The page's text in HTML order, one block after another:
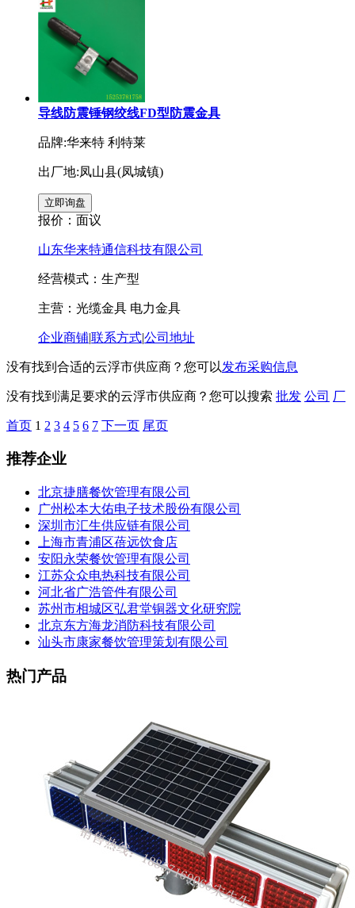
导线防震锤钢绞线FD型防震金具
品牌:华来特 利特莱
出厂地:凤山县(凤城镇)
报价： 面议
山东华来特通信科技有限公司
经营模式：生产型
主营：光缆金具 电力金具
企业商铺|联系方式|公司地址
没有找到合适的云浮市供应商？您可以发布采购信息
没有找到满足要求的云浮市供应商？您可以搜索 批发 公司 厂
首页 1 2 3 4 5 6 7 下一页 尾页
推荐企业
北京捷膳餐饮管理有限公司
广州松本大佑电子技术股份有限公司
深圳市汇生供应链有限公司
上海市青浦区蓓远饮食店
安阳永荣餐饮管理有限公司
江苏众众电热科技有限公司
河北省广浩管件有限公司
苏州市相城区弘君堂铜器文化研究院
北京东方海龙消防科技有限公司
汕头市康家餐饮管理策划有限公司
热门产品